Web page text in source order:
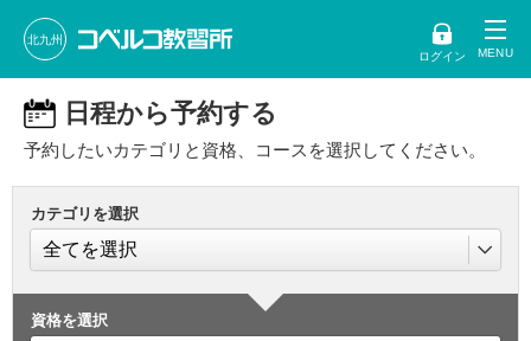
北九州
ログイン
日程から予約する
予約したいカテゴリと資格、コースを選択してください。
カテゴリを選択
資格を選択